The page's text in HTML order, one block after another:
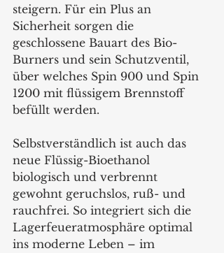
steigern. Für ein Plus an
Sicherheit sorgen die
geschlossene Bauart des Bio-
Burners und sein Schutzventil,
über welches Spin 900 und Spin
1200 mit flüssigem Brennstoff
befüllt werden.
Selbstverständlich ist auch das
neue Flüssig-Bioethanol
biologisch und verbrennt
gewohnt geruchslos, ruß- und
rauchfrei. So integriert sich die
Lagerfeueratmosphäre optimal
ins moderne Leben – im